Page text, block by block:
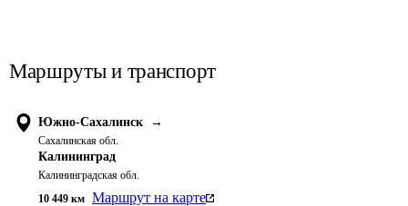
Маршруты и транспорт
Южно-Сахалинск →
Сахалинская обл.
Калининград
Калининградская обл.
10 449 км Маршрут на карте